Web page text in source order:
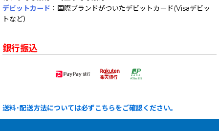
デビットカード ：国際ブランドがついたデビットカード(Visaデビッ
トなど）
銀行振込
送料･配送方法については必ずこちらをご確認ください。